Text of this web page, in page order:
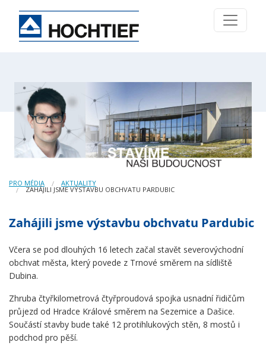
PRO MÉDIA AKTUALITY
ZAHÁJILI JSME VÝSTAVBU OBCHVATU PARDUBIC
Zahájili jsme výstavbu obchvatu Pardubic
Včera se pod dlouhých 16 letech začal stavět severovýchodní
obchvat města, který povede z Trnové směrem na sídliště
Dubina.
Zhruba čtyřkilometrová čtyřproudová spojka usnadní řidičům
průjezd od Hradce Králové směrem na Sezemice a Dašice.
Součástí stavby bude také 12 protihlukových stěn, 8 mostů i
podchod pro pěší.